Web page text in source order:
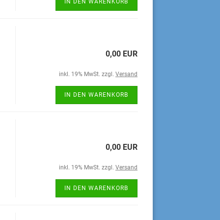
IN DEN WARENKORB
0,00 EUR
inkl. 19% MwSt. zzgl. Versand
IN DEN WARENKORB
0,00 EUR
inkl. 19% MwSt. zzgl. Versand
IN DEN WARENKORB